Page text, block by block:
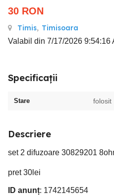
30 RON
Timis, Timisoara
Valabil din 7/17/2026 9:54:16
Specificații
Stare folosit
Descriere
set 2 difuzoare 30829201
pret 30lei
ID anunț: 1742145654